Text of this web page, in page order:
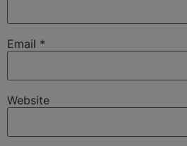
Email *
Website